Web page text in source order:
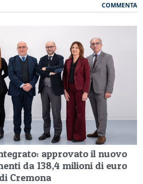
COMMENTA
approvato il nuovo
da 138,4 milioni di euro
Cremona